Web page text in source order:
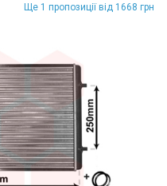
Ще 1 пропозиції від 1668 грн